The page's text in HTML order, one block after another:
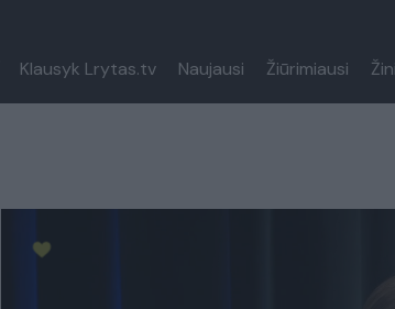
Klausyk Lrytas.tv Naujausi Žiūrimiausi